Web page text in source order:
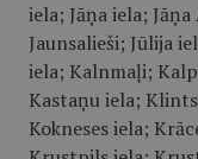
iela; Jāņa iela;
Jaunsalieši; Jūlija
iela; Kalnmaļi;
Kastaņu iela;
Kokneses iela;